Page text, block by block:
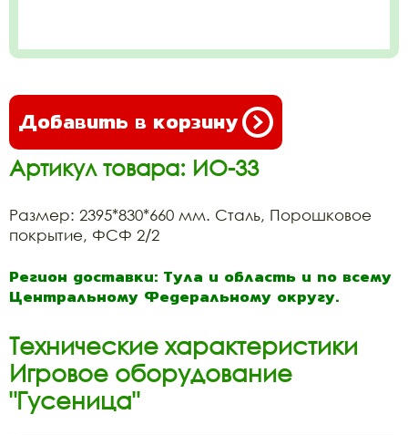
Добавить в корзину
Артикул товара: ИО-33
Размер: 2395*830*660 мм. Сталь, Порошковое
покрытие, ФСФ 2/2
Регион доставки: Тула и область и по всему
Центральному Федеральному округу.
Технические характеристики
Игровое оборудование
"Гусеница"